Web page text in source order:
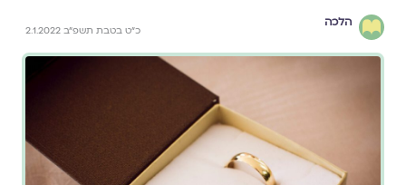
הלכה
כ"ט בטבת תשפ"ב 2.1.2022